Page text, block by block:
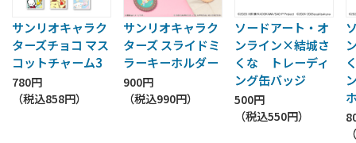
サンリオキャラク
ターズチョコ マス
コットチャーム3
780円
（税込858円）
サンリオキャラク
ターズ スライドミ
ラーキーホルダー
900円
（税込990円）
ソードアート・オ
ンライン×結城さ
くな トレーディ
ング缶バッジ
500円
（税込550円）